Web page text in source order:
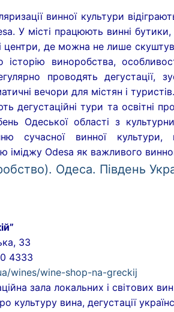
Україна
винної культури
У місті працюють винні
центри, де можна не лише
історію виноробства,
проводять дегустації,
вечори для містян і туристів.
дегустаційні тури та освітні
Одеської області з
сучасної винної культури,
іміджу Odesa як важливого
Одеса. Південь
33
4333
wines/wine-shop-na-greckij
зала локальних і світових
культуру вина, дегустації